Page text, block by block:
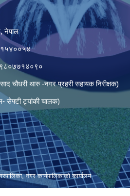
नेपाल
चौधरी थारु -नगर प्रहरी सहायक निरीक्षक)
ट्यांकी चालक)
नगर कार्यपालिकाकाे कार्यालय